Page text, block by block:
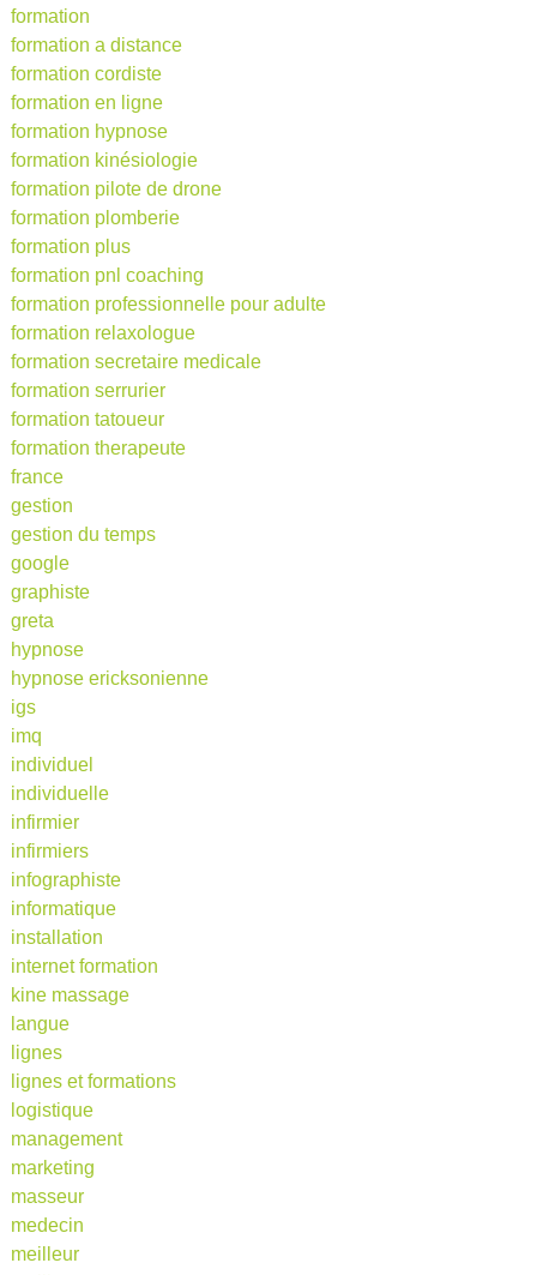
formation
formation a distance
formation cordiste
formation en ligne
formation hypnose
formation kinésiologie
formation pilote de drone
formation plomberie
formation plus
formation pnl coaching
formation professionnelle pour adulte
formation relaxologue
formation secretaire medicale
formation serrurier
formation tatoueur
formation therapeute
france
gestion
gestion du temps
google
graphiste
greta
hypnose
hypnose ericksonienne
igs
imq
individuel
individuelle
infirmier
infirmiers
infographiste
informatique
installation
internet formation
kine massage
langue
lignes
lignes et formations
logistique
management
marketing
masseur
medecin
meilleur